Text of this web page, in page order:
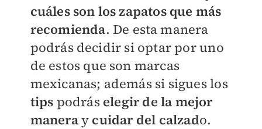
cuáles son los zapatos que más
recomienda. De esta manera
podrás decidir si optar por uno
de estos que son marcas
mexicanas; además si sigues los
tips podráselegir de la mejor
maneray cuidar del calzado.